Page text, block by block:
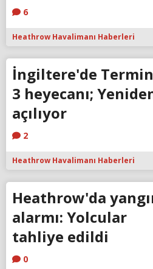
6
Heathrow Havalimanı Haberleri
İngiltere'de
3 heyecanı;
açılıyor
2
Heathrow Havalimanı Haberleri
Heathrow'da
alarmı: Yolcular
tahliye edildi
0